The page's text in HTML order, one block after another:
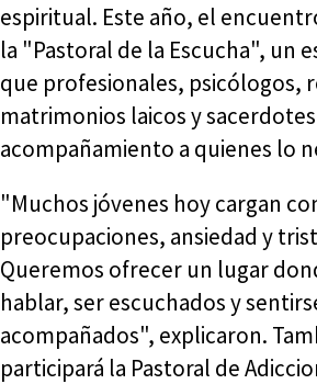
espiritual. Este año, el
la "Pastoral de la Escucha", un
que profesionales, psicólogos,
matrimonios laicos y
acompañamiento a quienes lo
"Muchos jóvenes hoy cargan
preocupaciones, ansiedad y
Queremos ofrecer un lugar
hablar, ser escuchados y
acompañados", explicaron.
participará la Pastoral de